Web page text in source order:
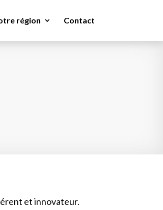
région Contact
et innovateur.